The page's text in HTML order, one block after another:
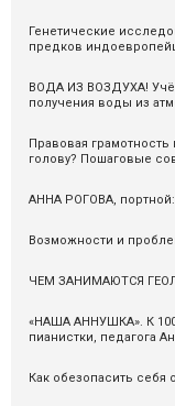
Генетические
предков
ВОДА ИЗ ВОЗДУХА!
получения воды из
Правовая грамотность
голову? Пошаговые
АННА РОГОВА,
Возможности и
ЧЕМ ЗАНИМАЮТСЯ
«НАША АННУШКА». К
пианистки, педагога
Как обезопасить